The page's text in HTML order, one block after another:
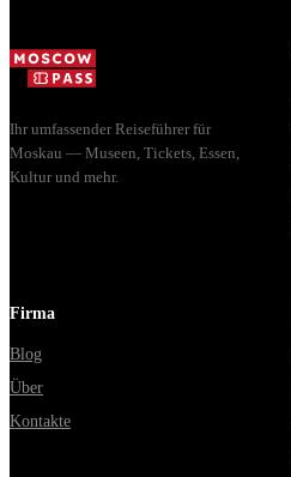
Ihr umfassender Reiseführer für
Moskau — Museen, Tickets, Essen,
Kultur und mehr.
Firma
Blog
Über
Kontakte